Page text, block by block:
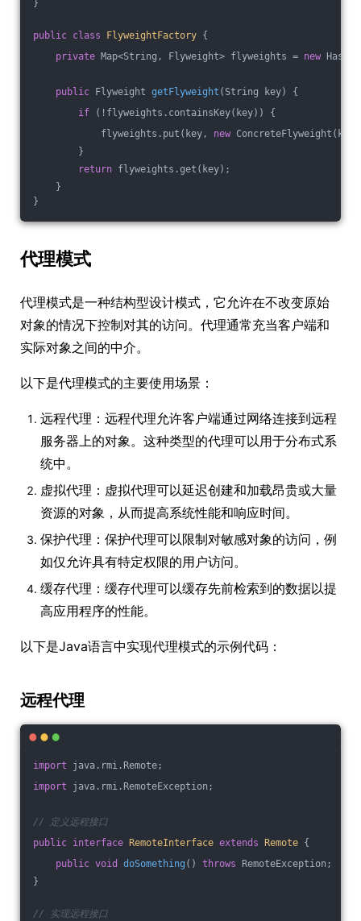
}
public class FlyweightFactory {
private Map<String, Flyweight> flyweights = new
public Flyweight getFlyweight (String key)
{
if (!flyweights.containsKey(key)) {
flyweights.put(key, new
}
return flyweights.get(key);
}
}
代理模式
代理模式是一种结构型设计模式，它允许在不改变原始
对象的情况下控制对其的访问。代理通常充当客户端和
实际对象之间的中介。
以下是代理模式的主要使用场景：
远程代理：远程代理允许客户端通过网络连接到远程
服务器上的对象。这种类型的代理可以用于分布式系
统中。
虚拟代理：虚拟代理可以延迟创建和加载昂贵或大量
资源的对象，从而提高系统性能和响应时间。
保护代理：保护代理可以限制对敏感对象的访问，例
如仅允许具有特定权限的用户访问。
缓存代理：缓存代理可以缓存先前检索到的数据以提
高应用程序的性能。
以下是Java语言中实现代理模式的示例代码：
远程代理
import java.rmi.Remote;
import java.rmi.RemoteException;
// 定义远程接口
public interface RemoteInterface extends Remote {
public void doSomething () throws RemoteException ;
}
// 实现远程接口